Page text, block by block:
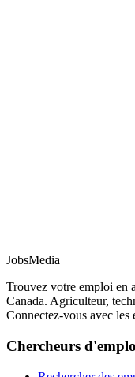
JobsMedia
Trouvez votre emploi en
Canada. Agriculteur,
Connectez-vous avec les
Chercheurs